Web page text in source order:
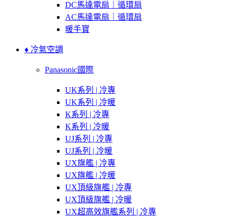
DC馬達電扇｜循環扇
AC馬達電扇｜循環扇
暖手寶
♦ 冷氣空調
Panasonic國際
UK系列 | 冷專
UK系列 | 冷暖
K系列 | 冷專
K系列 | 冷暖
UJ系列 | 冷專
UJ系列 | 冷暖
UX旗艦 | 冷專
UX旗艦 | 冷暖
UX頂級旗艦 | 冷專
UX頂級旗艦 | 冷暖
UX超高效旗艦系列 | 冷專